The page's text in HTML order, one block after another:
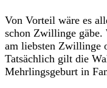
Von Vorteil wäre es
schon Zwillinge gäbe.
am liebsten Zwillinge
Tatsächlich gilt die
Mehrlingsgeburt in